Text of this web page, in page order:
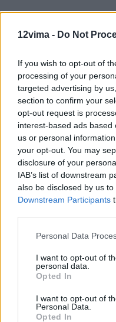
12vima - Do Not
If you wish to opt-out of
processing of your
targeted advertising by
section to confirm your
opt-out request is
interest-based ads
us or personal
your opt-out. You may
disclosure of your
IAB’s list of downstream
also be disclosed by us
Downstream Participants
Personal Data
I want to opt-out of
personal data.
Opted In
I want to opt-out of
Personal Data.
Opted In